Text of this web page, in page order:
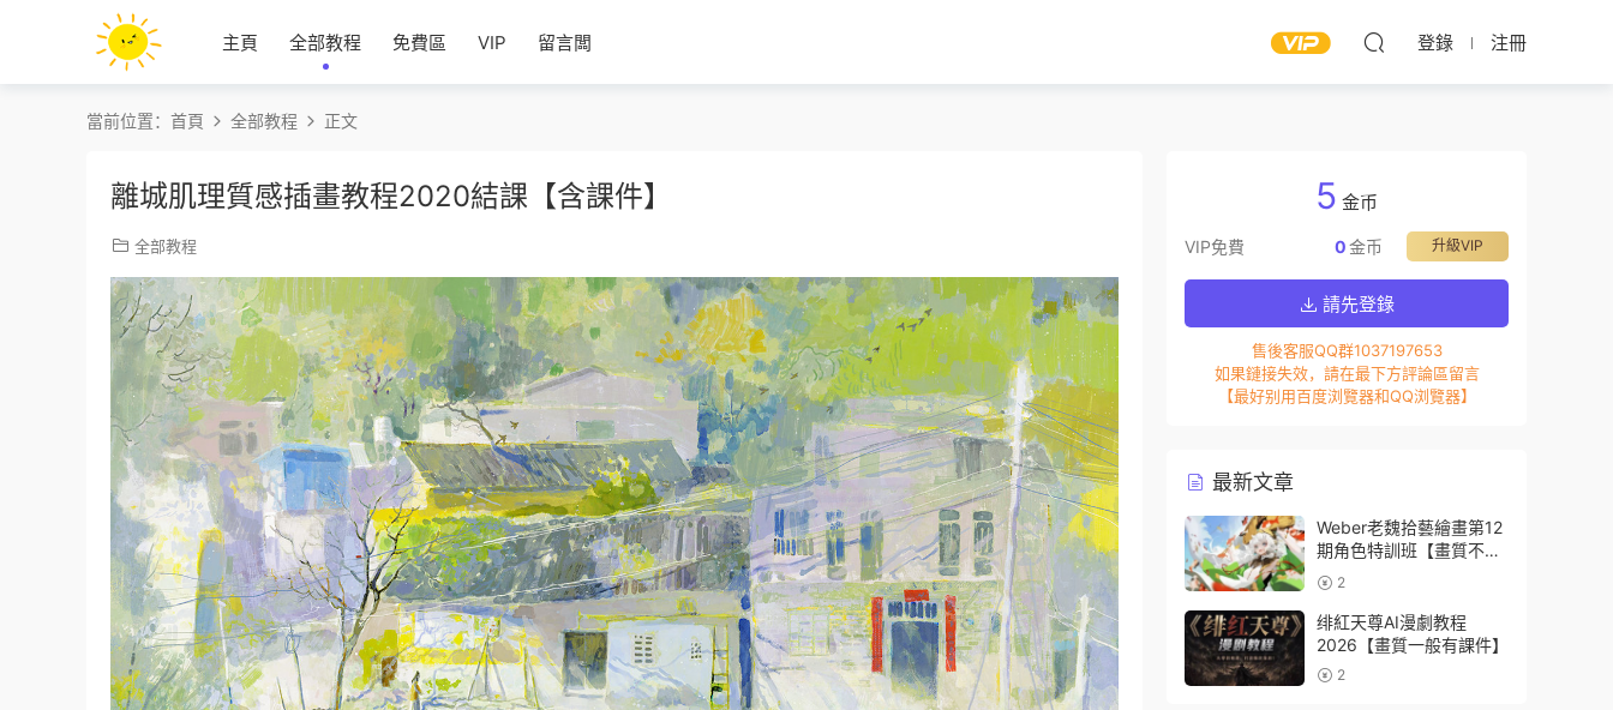
主頁 全部教程 免費區 VIP 留言闆 登錄 注冊
當前位置： 首頁 全部教程 正文
離城肌理質感插畫教程2020結課【含課件】
全部教程
5 金币
VIP免費 升級VIP
0金币
請先登錄
售後客服QQ群1037197653
如果鏈接失效，請在最下方評論區留言
【最好别用百度浏覽器和QQ浏覽器】
最新文章
Weber老魏拾藝繪畫第12
期角色特訓班【畫質不錯
隻有視頻】
2
绯紅天尊AI漫劇教程
2026【畫質一般有課件】
2